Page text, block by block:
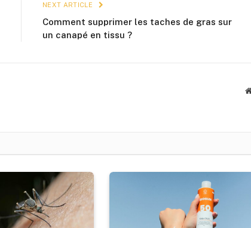
NEXT ARTICLE
Comment supprimer les taches de gras sur
un canapé en tissu ?